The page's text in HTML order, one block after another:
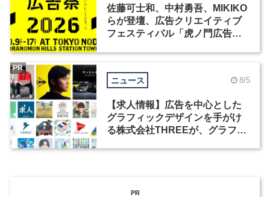
佐藤可士和、中村勇吾、MIKIKO
らが登壇、広告クリエイティブ
フェスティバル「虎ノ門広告
ニュース 8/5
【求人情報】広告を中心とした
グラフィックデザインを手がけ
る株式会社THREEが、グラフィ
PR
PR